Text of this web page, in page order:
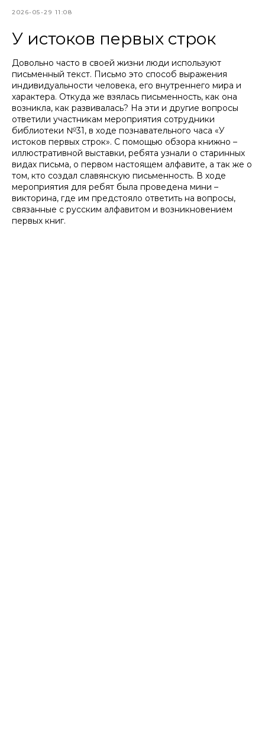
2026-05-29 11:08
У истоков первых строк
Довольно часто в своей жизни люди используют
письменный текст. Письмо это способ выражения
индивидуальности человека, его внутреннего мира и
характера. Откуда же взялась письменность, как она
возникла, как развивалась? На эти и другие вопросы
ответили участникам мероприятия сотрудники
библиотеки №31, в ходе познавательного часа «У
истоков первых строк». С помощью обзора книжно –
иллюстративной выставки, ребята узнали о старинных
видах письма, о первом настоящем алфавите, а так же о
том, кто создал славянскую письменность. В ходе
мероприятия для ребят была проведена мини –
викторина, где им предстояло ответить на вопросы,
связанные с русским алфавитом и возникновением
первых книг.